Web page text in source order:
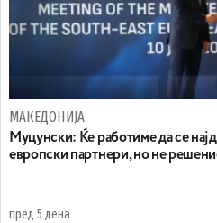
МАКЕДОНИЈА
Муцунски: Ќе работиме да се
европски партнери, но не
пред 5 дена